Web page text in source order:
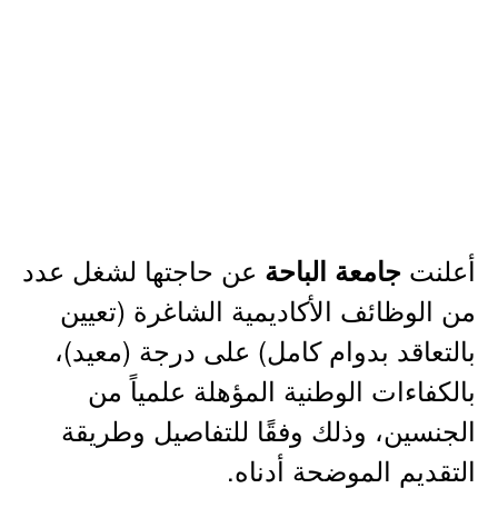
أعلنت جامعة الباحة عن حاجتها لشغل عدد
من الوظائف الأكاديمية الشاغرة (تعيين
بالتعاقد بدوام كامل) على درجة (معيد)،
بالكفاءات الوطنية المؤهلة علمياً من
الجنسين، وذلك وفقًا للتفاصيل وطريقة
التقديم الموضحة أدناه.